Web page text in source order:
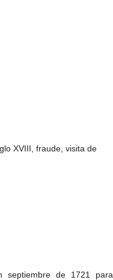
XVIII, fraude, visita de
septiembre de 1721 para